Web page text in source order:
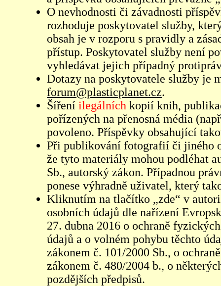
O nevhodnosti či závadnosti
rozhoduje poskytovatel služby,
obsah je v rozporu s pravidly a
přístup. Poskytovatel služby není
vyhledávat jejich případný
Dotazy na poskytovatele služby je
forum@plasticplanet.cz.
Šíření ilegálních kopií knih,
pořízených na přenosná média
povoleno. Příspěvky obsahující
Při publikování fotografií či jiného
že tyto materiály mohou podléhat
Sb., autorský zákon. Případnou
ponese výhradně uživatel, který
Kliknutím na tlačítko „zde“ v
osobních údajů dle nařízení
27. dubna 2016 o ochraně
údajů a o volném pohybu těchto
zákonem č. 101/2000 Sb., o
zákonem č. 480/2004 b., o
pozdějších předpisů.